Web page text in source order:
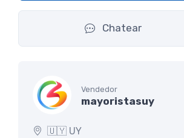
Chatear
Vendedor
mayoristasuy
🇺🇾 UY